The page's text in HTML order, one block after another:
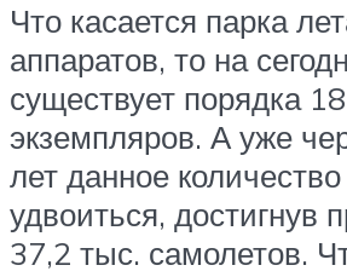
Что касается парка
аппаратов, то на
существует порядка
экземпляров. А уже
лет данное
удвоиться, достигнув
37,2 тыс. самолетов.